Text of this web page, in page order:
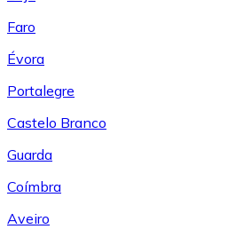
Faro
Évora
Portalegre
Castelo Branco
Guarda
Coímbra
Aveiro